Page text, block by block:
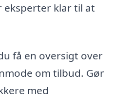
eksperter klar til at
få en oversigt over
om tilbud. Gør
med